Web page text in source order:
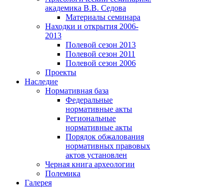
академика В.В. Седова
Материалы семинара
Находки и открытия 2006-
2013
Полевой сезон 2013
Полевой сезон 2011
Полевой сезон 2006
Проекты
Наследие
Нормативная база
Федеральные
нормативные акты
Региональные
нормативные акты
Порядок обжалования
нормативных правовых
актов установлен
Черная книга археологии
Полемика
Галерея